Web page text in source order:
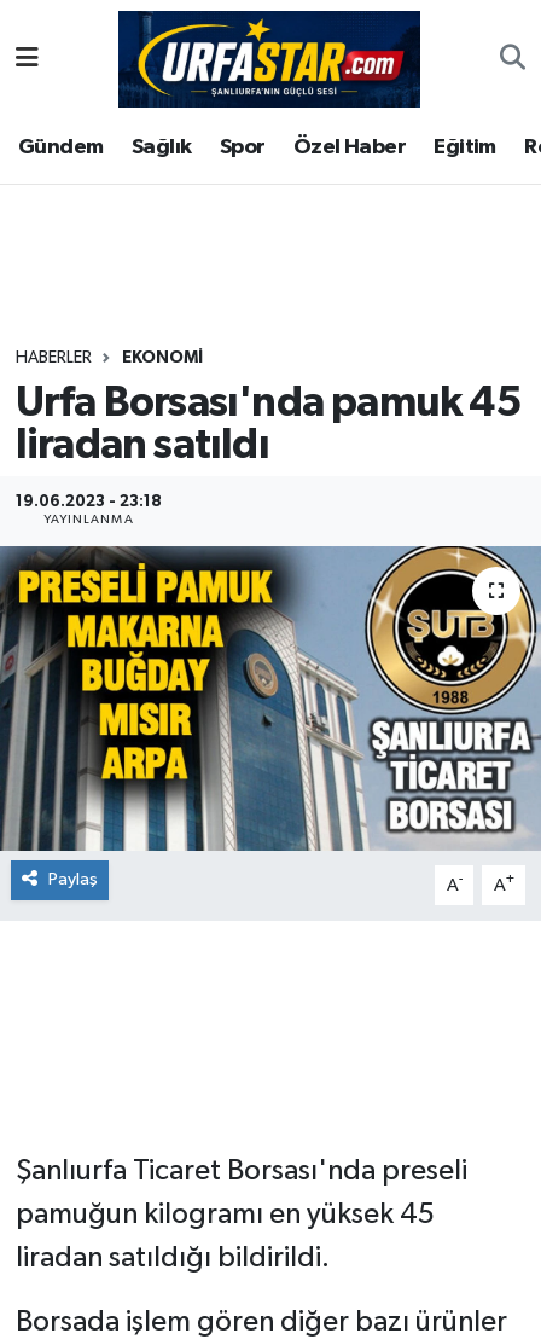
Gündem Sağlık Spor Özel Haber Eğitim
HABERLER EKONOMI
Urfa Borsası'nda pamuk 45
liradan satıldı
19.06.2023 - 23:18
YAYINLANMA
Paylaş A- A+
Şanlıurfa Ticaret Borsası'nda preseli
pamuğun kilogramı en yüksek 45
liradan satıldığı bildirildi.
Borsada işlem gören diğer bazı ürünler
ASAYİS
ÇEVRE
Gündem
Kültür
Magazin
Şanlıurfa Nöbetçi Eczaneler
Şanlıurfa Hava Durumu
Tüm Manşetler
Son Dakika Haberleri
Haber Arşivi